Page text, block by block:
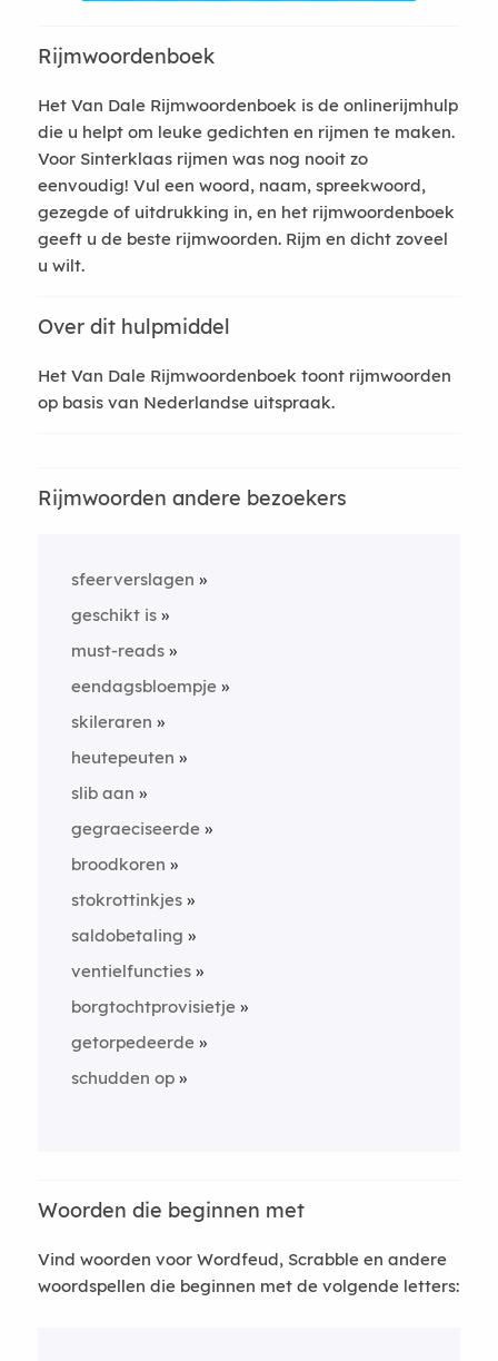
Rijmwoordenboek
Het Van Dale Rijmwoordenboek is de onlinerijmhulp
die u helpt om leuke gedichten en rijmen te maken.
Voor Sinterklaas rijmen was nog nooit zo
eenvoudig! Vul een woord, naam, spreekwoord,
gezegde of uitdrukking in, en het rijmwoordenboek
geeft u de beste rijmwoorden. Rijm en dicht zoveel
u wilt.
Over dit hulpmiddel
Het Van Dale Rijmwoordenboek toont rijmwoorden
op basis van Nederlandse uitspraak.
Rijmwoorden andere bezoekers
sfeerverslagen
geschikt is
must-reads
eendagsbloempje
skileraren
heutepeuten
slib aan
gegraeciseerde
broodkoren
stokrottinkjes
saldobetaling
ventielfuncties
borgtochtprovisietje
getorpedeerde
schudden op
Woorden die beginnen met
Vind woorden voor Wordfeud, Scrabble en andere
woordspellen die beginnen met de volgende letters: